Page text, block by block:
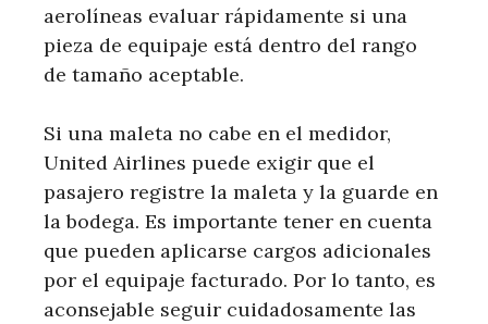
aerolíneas evaluar rápidamente si una
pieza de equipaje está dentro del rango
de tamaño aceptable.
Si una maleta no cabe en el medidor,
United Airlines puede exigir que el
pasajero registre la maleta y la guarde en
la bodega. Es importante tener en cuenta
que pueden aplicarse cargos adicionales
por el equipaje facturado. Por lo tanto, es
aconsejable seguir cuidadosamente las